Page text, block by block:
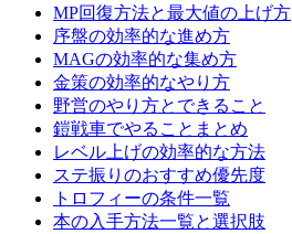
MP回復方法と最大値の上げ方
序盤の効率的な進め方
MAGの効率的な集め方
金策の効率的なやり方
野営のやり方とできること
鎧戦車でやることまとめ
レベル上げの効率的な方法
ステ振りのおすすめ優先度
トロフィーの条件一覧
本の入手方法一覧と選択肢